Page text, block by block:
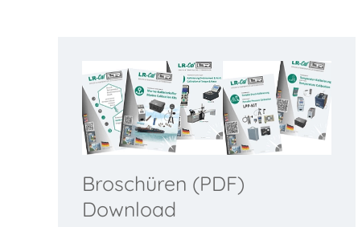
Broschüren (PDF)
Download